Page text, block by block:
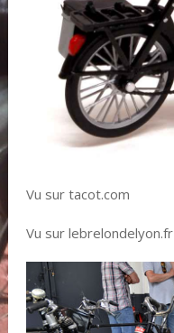
Vu sur tacot.com
Vu sur lebrelondelyon.fr